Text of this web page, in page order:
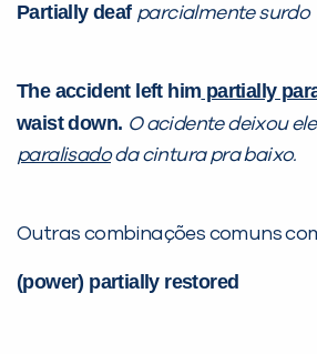
Partially deaf parcialmente surdo
The accident left him partially
waist down. O acidente deixou ele
paralisadoda cintura pra baixo.
Outras combinações comuns
(power) partially restored